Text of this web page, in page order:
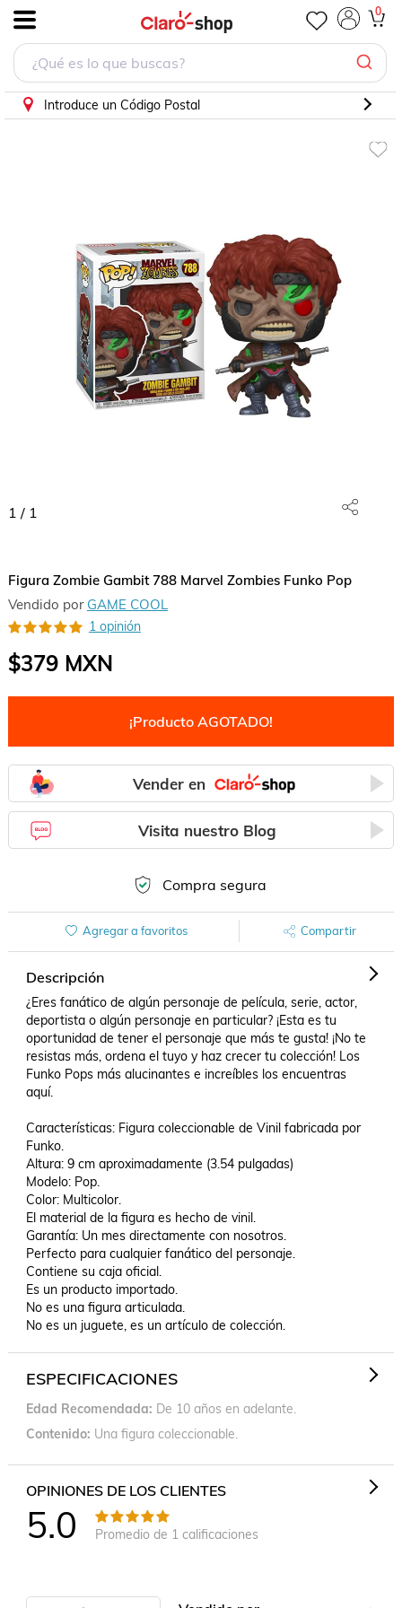
0
Introduce un Código Postal
1 / 1
Figura Zombie Gambit 788 Marvel Zombies Funko Pop
Vendido por GAME COOL
1 opinión
$379MXN
¡Producto AGOTADO!
Vender en
Visita nuestro Blog
Compra segura
Agregar a favoritos Compartir
Descripción
¿Eres fanático de algún personaje de película, serie, actor,
deportista o algún personaje en particular? ¡Esta es tu
oportunidad de tener el personaje que más te gusta! ¡No te
resistas más, ordena el tuyo y haz crecer tu colección! Los
Funko Pops más alucinantes e increíbles los encuentras
aquí.
Características: Figura coleccionable de Vinil fabricada por
Funko.
Altura: 9 cm aproximadamente (3.54 pulgadas)
Modelo: Pop.
Color: Multicolor.
El material de la figura es hecho de vinil.
Garantía: Un mes directamente con nosotros.
Perfecto para cualquier fanático del personaje.
Contiene su caja oficial.
Es un producto importado.
No es una figura articulada.
No es un juguete, es un artículo de colección.
ESPECIFICACIONES
Edad Recomendada De 10 años en adelante.
Contenido Una figura coleccionable.
OPINIONES DE LOS CLIENTES
5.0 Promedio de 1 calificaciones
Figura Zombie Gambit 788 Marvel Zombies Funko Pop